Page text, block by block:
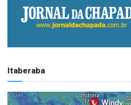
Itaberaba